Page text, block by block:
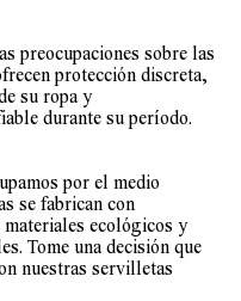
preocupaciones sobre las
protección discreta,
su ropa y
durante su período.
por el medio
se fabrican con
ecológicos y
Tome una decisión que
nuestras servilletas